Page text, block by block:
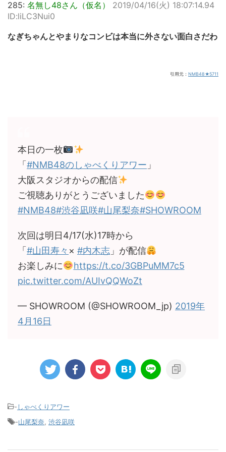
285: 名無し48さん（仮名）
2019/04/16(火) 18:07:14.94
ID:liLC3Nui0
なぎちゃんとやまりなコンビは本当に外さない面白さだわ
引用元： NMB48★5711
本日の一枚
「 #NMB48のしゃべくりアワー 」
大阪スタジオからの配信
ご視聴ありがとうございました
#NMB48#渋谷凪咲#山尾梨奈#SHOWROOM
次回は明日4/17(水)17時から
「 #山田寿々 × #内木志 」が配信
お楽しみに
https://t.co/3GBPuMM7c5
pic.twitter.com/AUIvQQWoZt
— SHOWROOM (@SHOWROOM_jp) 2019年
4月16日
-しゃべくりアワー
-山尾梨奈 渋谷凪咲